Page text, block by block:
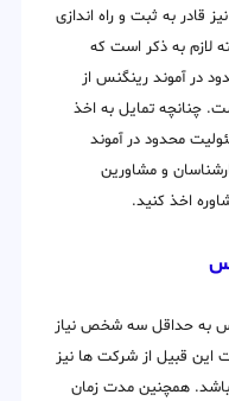
به ثبت و راه اندازی
لازم به ذکر است که
در آموند رینگنس از
چنانچه تمایل به اخذ
محدود در آموند
و مشاورین
اخذ کنید.
به حداقل سه شخص نیاز
این قبیل از شرکت ها نیز
باشد. همچنین مدت زمان